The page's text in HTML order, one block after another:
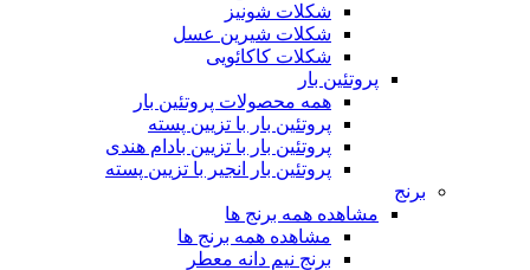
شکلات شونیز
شکلات شیرین عسل
شکلات کاکائویی
پروتئین بار
همه محصولات پروتئین بار
پروتئین بار با تزیین پسته
پروتئین بار با تزیین بادام هندی
پروتئین بار انجیر با تزیین پسته
برنج
مشاهده همه برنج ها
مشاهده همه برنج ها
برنج نیم دانه معطر